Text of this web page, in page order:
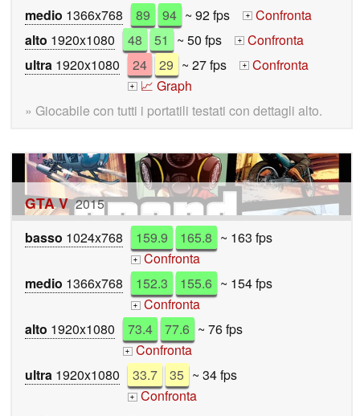
medio 1366x768 89 94 ~ 92 fps + Confronta
alto 1920x1080 48 51 ~ 50 fps + Confronta
ultra 1920x1080 24 29 ~ 27 fps + Confronta
+ 📈 Graph
» Giocabile con tutti i portatili testati con dettagli alto.
GTA V 2015
basso 1024x768 159.9 165.8 ~ 163 fps
+ Confronta
medio 1366x768 152.3 155.6 ~ 154 fps
+ Confronta
alto 1920x1080 73.4 77.6 ~ 76 fps
+ Confronta
ultra 1920x1080 33.7 35 ~ 34 fps
+ Confronta